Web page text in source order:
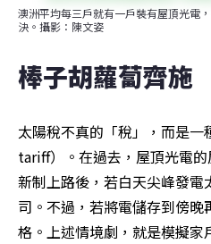
澳洲平均每三戶就有一戶裝有屋頂光電
決。攝影：陳文姿
棒子胡蘿蔔齊施
太陽稅不真的「稅」，而是
tariff）。在過去，屋頂光電的
新制上路後，若白天尖峰發
司。不過，若將電儲存到傍
格。上述情境劇，就是模擬家